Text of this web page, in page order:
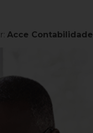
Acce Contabilidade